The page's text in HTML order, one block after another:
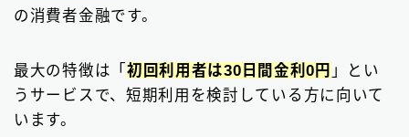
の消費者金融です。
最大の特徴は「 初回利用者は30日間金利0円 」とい
うサービスで、短期利用を検討している方に向いて
います。